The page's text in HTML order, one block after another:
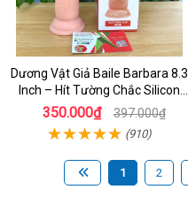
Dương Vật Giả Baile Barbara 8.3
Inch – Hít Tường Chắc Silicon
Giống Thật Cực Phê Cho Nữ Giới
350.000₫ 397.000₫
(910)
1 2